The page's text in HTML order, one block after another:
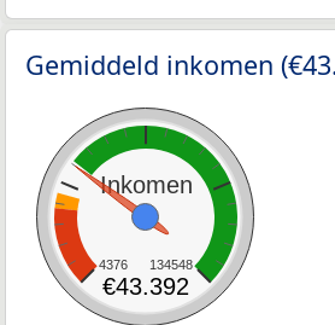
Gemiddeld inkomen
Inkomen
4376 134548
€43.392